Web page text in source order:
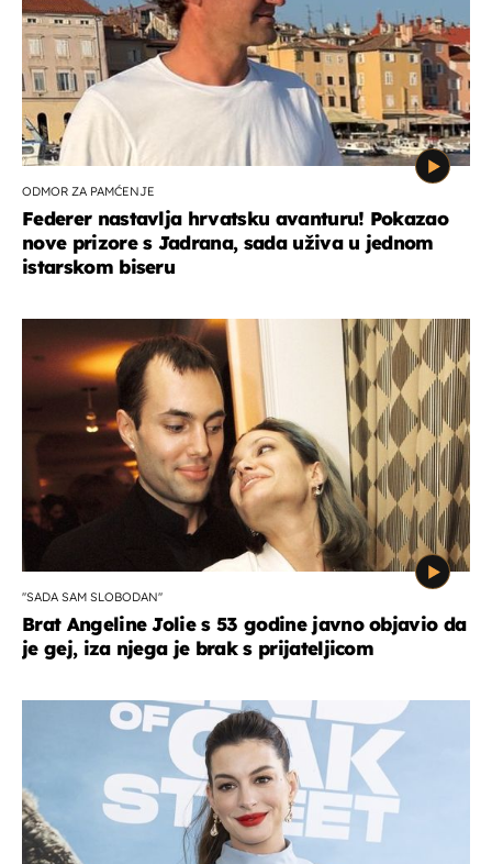
ODMOR ZA PAMĆENJE
Federer nastavlja hrvatsku avanturu! Pokazao
nove prizore s Jadrana, sada uživa u jednom
istarskom biseru
''SADA SAM SLOBODAN''
Brat Angeline Jolie s 53 godine javno objavio da
je gej, iza njega je brak s prijateljicom